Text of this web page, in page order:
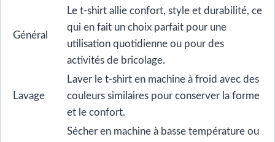
Général
Le t-shirt allie confort, style et durabilité, ce
qui en fait un choix parfait pour une
utilisation quotidienne ou pour des
activités de bricolage.
Lavage
Laver le t-shirt en machine à froid avec des
couleurs similaires pour conserver la forme
et le confort.
Sécher en machine à basse température ou